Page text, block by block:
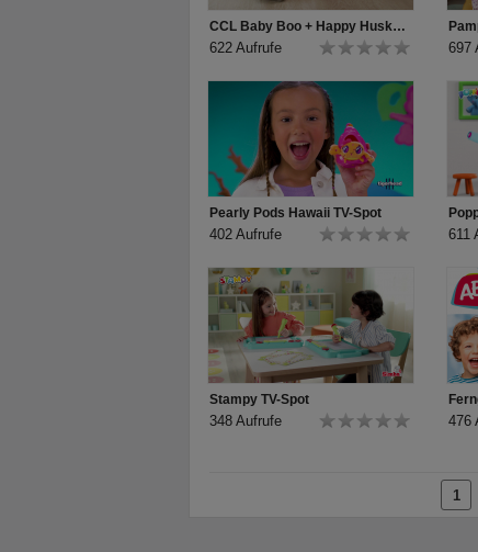
CCL Baby Boo + Happy Husky TV-Spot
622 Aufrufe 697
Pearly Pods Hawaii TV-Spot
402 Aufrufe 611
Stampy TV-Spot
348 Aufrufe 476
1